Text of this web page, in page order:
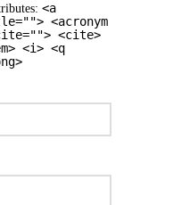
<a
<acronym
<cite>
<i> <q